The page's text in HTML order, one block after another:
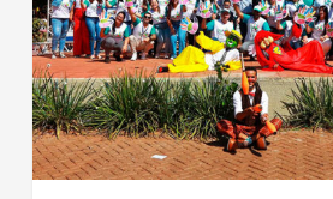
Dia
C
de
Cooperar